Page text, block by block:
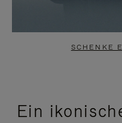
SCHENKE
Ein